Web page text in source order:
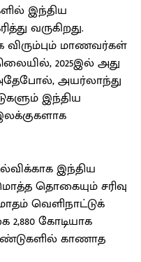
இந்திய
வருகிறது.
விரும்பும் மாணவர்கள்
2025இல் அது
அயர்லாந்து
இந்திய
இந்திய
தொகையும் சரிவு
வெளிநாட்டுக்
கோடியாக
காணாத